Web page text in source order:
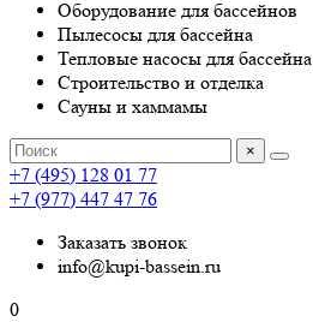
Оборудование для бассейнов
Пылесосы для бассейна
Тепловые насосы для бассейна
Строительство и отделка
Сауны и хаммамы
×
+7 (495) 128 01 77
+7 (977) 447 47 76
Заказать звонок
info@kupi-bassein.ru
0